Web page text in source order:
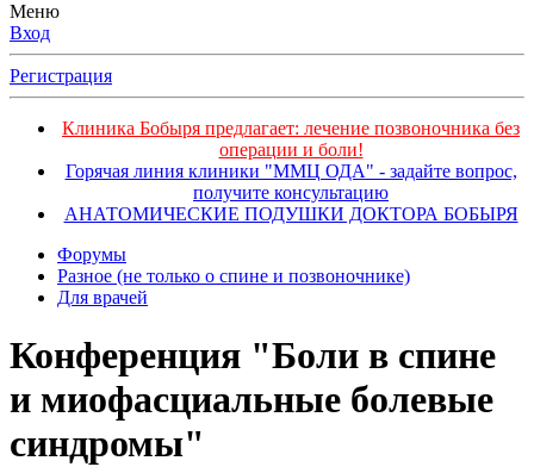
Меню
Вход
Регистрация
Клиника Бобыря предлагает: лечение позвоночника без
операции и боли!
Горячая линия клиники "ММЦ ОДА" - задайте вопрос,
получите консультацию
АНАТОМИЧЕСКИЕ ПОДУШКИ ДОКТОРА БОБЫРЯ
Форумы
Разное (не только о спине и позвоночнике)
Для врачей
Конференция "Боли в спине
и миофасциальные болевые
синдромы"